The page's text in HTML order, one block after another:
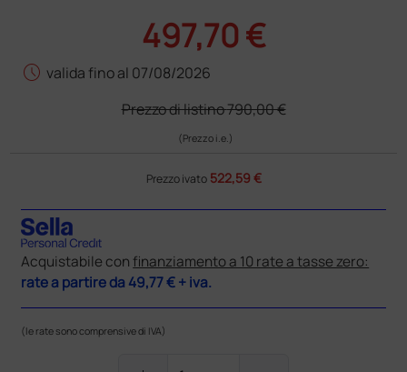
497,70 €
schedule valida fino al 07/08/2026
Prezzo di listino790,00 €
(Prezzo i.e.)
Prezzo ivato 522,59 €
Acquistabile con finanziamento a 10 rate a tasse zero:
rate a partire da49,77 €+ iva.
(le rate sono comprensive di IVA)